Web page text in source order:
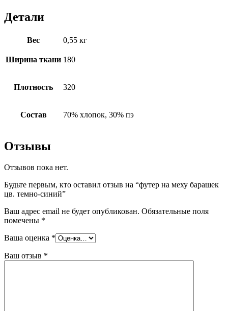
Детали
Вес 0,55 кг
Ширина ткани 180
Плотность 320
Состав 70% хлопок, 30% пэ
Отзывы
Отзывов пока нет.
Будьте первым, кто оставил отзыв на “футер на меху барашек
цв. темно-синий”
Ваш адрес email не будет опубликован. Обязательные поля
помечены *
Ваша оценка *
Ваш отзыв *